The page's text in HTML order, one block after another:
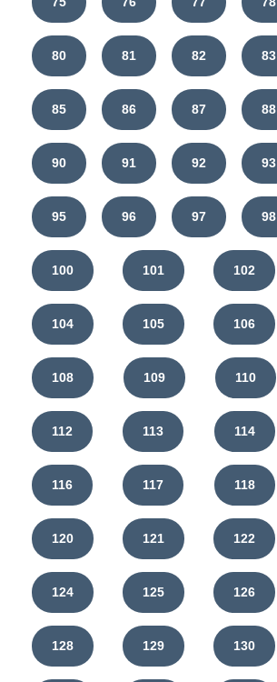
80 81 82 83
85 86 87 88
90 91 92 93
95 96 97 98
100 101 102
104 105 106
108 109 110
112 113 114
116 117 118
120 121 122
124 125 126
128 129 130